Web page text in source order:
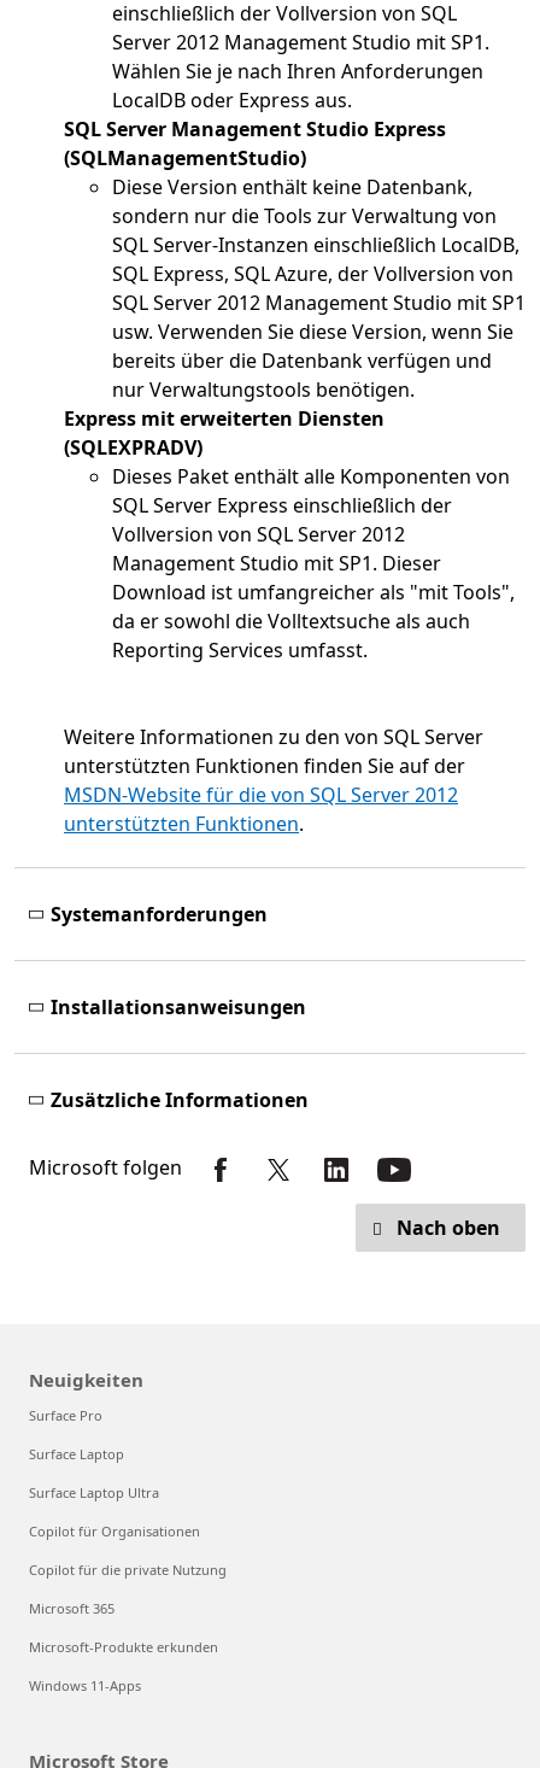
einschließlich der Vollversion von SQL
Server 2012 Management Studio mit SP1.
Wählen Sie je nach Ihren Anforderungen
LocalDB oder Express aus.
SQL Server Management Studio Express
(SQLManagementStudio)
Diese Version enthält keine Datenbank,
sondern nur die Tools zur Verwaltung von
SQL Server-Instanzen einschließlich LocalDB,
SQL Express, SQL Azure, der Vollversion von
SQL Server 2012 Management Studio mit SP1
usw. Verwenden Sie diese Version, wenn Sie
bereits über die Datenbank verfügen und
nur Verwaltungstools benötigen.
Express mit erweiterten Diensten
(SQLEXPRADV)
Dieses Paket enthält alle Komponenten von
SQL Server Express einschließlich der
Vollversion von SQL Server 2012
Management Studio mit SP1. Dieser
Download ist umfangreicher als "mit Tools",
da er sowohl die Volltextsuche als auch
Reporting Services umfasst.
Weitere Informationen zu den von SQL Server
unterstützten Funktionen finden Sie auf der
MSDN-Website für die von SQL Server 2012
unterstützten Funktionen.
Systemanforderungen
Installationsanweisungen
Zusätzliche Informationen
Microsoft folgen
Nach oben
Neuigkeiten
Surface Pro
Surface Laptop
Surface Laptop Ultra
Copilot für Organisationen
Copilot für die private Nutzung
Microsoft 365
Microsoft-Produkte erkunden
Windows 11-Apps
Microsoft Store